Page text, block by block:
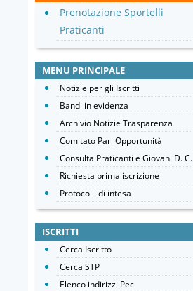
Prenotazione Sportelli
Praticanti
MENU PRINCIPALE
Notizie per gli Iscritti
Bandi in evidenza
Archivio Notizie Trasparenza
Comitato Pari Opportunità
Consulta Praticanti e Giovani D. C.
Richiesta prima iscrizione
Protocolli di intesa
ISCRITTI
Cerca Iscritto
Cerca STP
Elenco indirizzi Pec